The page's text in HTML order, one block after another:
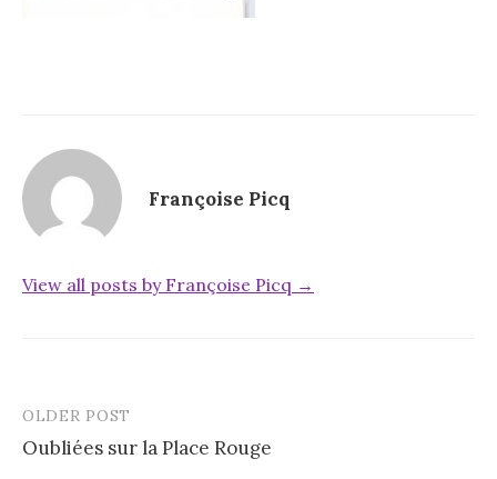
Françoise Picq
View all posts by Françoise Picq →
Post
navigation
OLDER POST
Oubliées sur la Place Rouge